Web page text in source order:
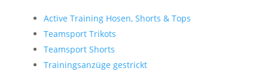
Active Training Hosen, Shorts & Tops
Teamsport Trikots
Teamsport Shorts
Trainingsanzüge gestrickt